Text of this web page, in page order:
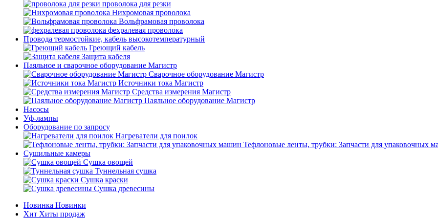
проволока для резки
Нихромовая проволока
Вольфрамовая проволока
фехралевая проволока
Провода термостойкие, кабель высокотемпературный
Греющий кабель
Защита кабеля
Паяльное и сварочное оборудование Магистр
Сварочное оборудование Магистр
Источники тока Магистр
Средства измерения Магистр
Паяльное оборудование Магистр
Насосы
Уф-лампы
Оборудование по запросу
Нагреватели для поилок
Тефлоновые ленты, трубки: Запчасти для упаковочных
Сушильные камеры
Сушка овощей
Туннельная сушка
Сушка краски
Сушка древесины
Новинка Новинки
Хит Хиты продаж